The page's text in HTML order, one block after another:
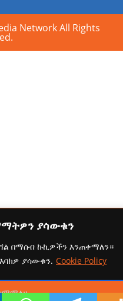
ያሳውቁን
በማሰብ ኩኪዎችን እንጠቀማለን።
ያሳውቁን. Cookie Policy
Network All Rights